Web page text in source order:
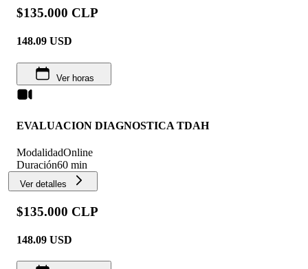
$135.000 CLP
148.09 USD
Ver horas
EVALUACION DIAGNOSTICA TDAH
ModalidadOnline
Duración60 min
Ver detalles
$135.000 CLP
148.09 USD